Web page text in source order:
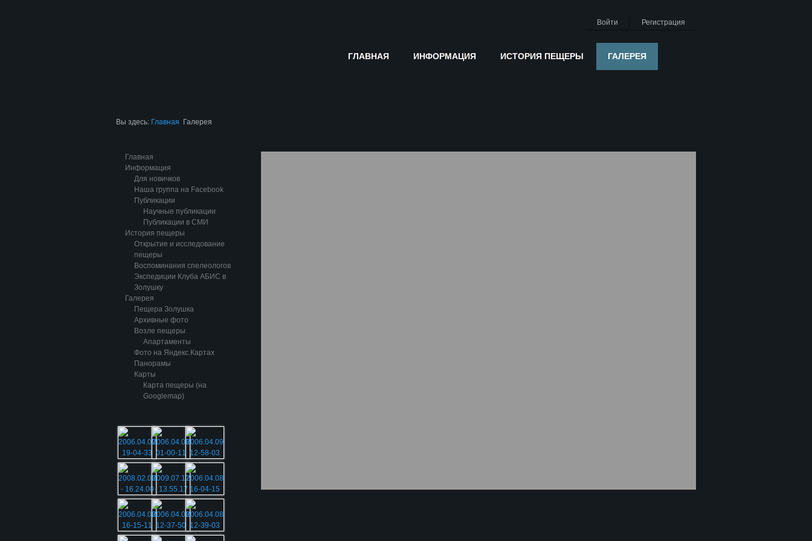
Войти Регистрация
ГЛАВНАЯ ИНФОРМАЦИЯ ИСТОРИЯ ПЕЩЕРЫ ГАЛЕРЕЯ
Вы здесь: Главная Галерея
Главная
Информация
Для новичков
Наша группа на Facebook
Публикации
Научные публикации
Публикации в СМИ
История пещеры
Открытие и исследование
пещеры
Воспоминания спелеологов
Экспедиции Клуба АБИС в
Золушку
Галерея
Пещера Золушка
Архивные фото
Возле пещеры
Апартаменты
Фото на Яндекс.Картах
Панорамы
Карты
Карта пещеры (на
Googlemap)